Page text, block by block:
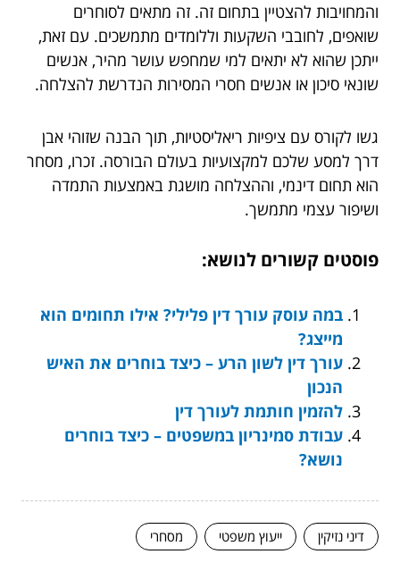
והמחויבות להצטיין בתחום זה. זה מתאים לסוחרים
שואפים, לחובבי השקעות וללומדים מתמשכים. עם זאת,
ייתכן שהוא לא יתאים למי שמחפש עושר מהיר, אנשים
שונאי סיכון או אנשים חסרי המסירות הנדרשת להצלחה.
גשו לקורס עם ציפיות ריאליסטיות, תוך הבנה שזוהי אבן
דרך למסע שלכם למקצועיות בעולם הבורסה. זכרו, מסחר
הוא תחום דינמי, וההצלחה מושגת באמצעות התמדה
ושיפור עצמי מתמשך.
פוסטים קשורים לנושא:
במה עוסק עורך דין פלילי? אילו תחומים הוא
מייצג?
עורך דין לשון הרע – כיצד בוחרים את האיש
הנכון
להזמין חותמת לעורך דין
עבודת סמינריון במשפטים – כיצד בוחרים
נושא?
דיני נזיקין ייעוץ משפטי מסחרי